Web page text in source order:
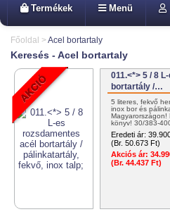
Termékek Menü
Főoldal >Acel bortartaly
Keresés - Acel bortartaly
011.<*> 5 / 8
bortartály /…
5 literes, fekvő
inox bor és
Magyarországon!
könyv! 30/383-
Eredeti ár:
(Br. 50.673 Ft)
Akciós ár:
(Br. 44.437 Ft)